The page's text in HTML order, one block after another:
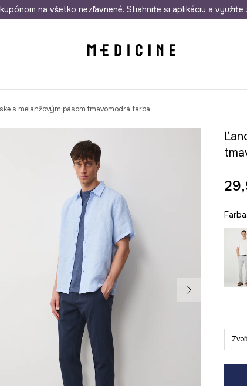
od 50 € Odoslanie aj do 24 hodín 30 dní
kupónom na všetko nezľavnené. Stiahnite si aplikáciu a využite
s melanžovým pásom tmavomodrá farba
Farba: